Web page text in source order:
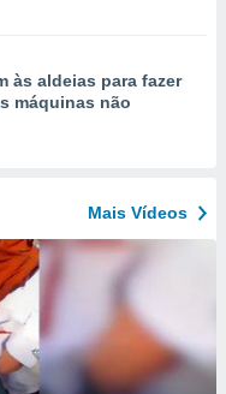
às aldeias para fazer
máquinas não
Mais Vídeos